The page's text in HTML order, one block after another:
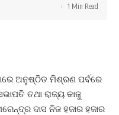
1 Min Read
ଅନୁଷ୍ଠିତ ମିଶ୍ରଣ ପର୍ବରେ
ତଥା ରାଜ୍ୟ କାଜୁ
ଦାସ ନିଜ ହଜାର ହଜାର